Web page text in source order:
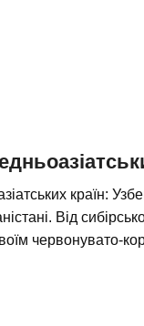
країн:
Від
червонувато-